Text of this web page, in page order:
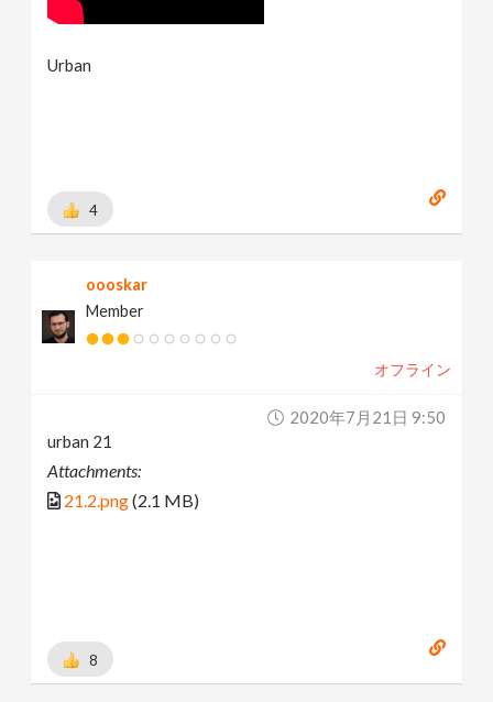
Urban
4
oooskar
Member
オフライン
2020年7月21日 9:50
urban 21
Attachments:
21.2.png(2.1 MB)
8